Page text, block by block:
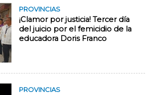
PROVINCIAS
¡Clamor por justicia! Tercer día
del juicio por el femicidio de la
educadora Doris Franco
PROVINCIAS